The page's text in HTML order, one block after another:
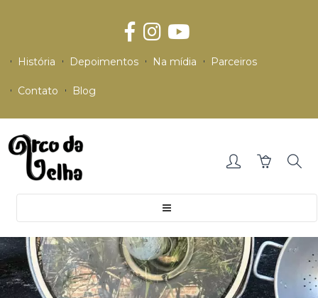
História Depoimentos Na mídia Parceiros
Contato Blog